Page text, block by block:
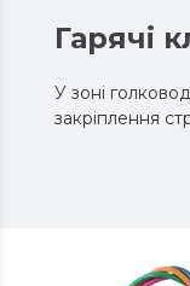
Гарячі
У зоні
закріплення